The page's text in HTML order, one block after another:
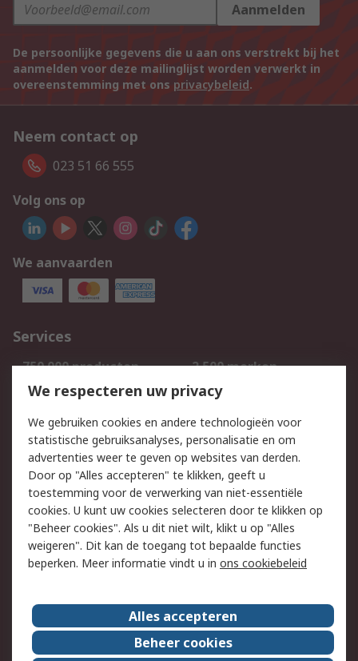
Aanmelden
De persoonlijke gegevens die u aan ons verstrekt bij het
aanmelden voor deze mailinglijst worden verwerkt in
overeenstemming met ons privacybeleid.
Neem contact op
023 51 66 555
Volg ons op
We aanvaarden
Services
750.000 producten
2.500 merken
Bestellen
Inkoopoplossingen
Track & Trace
Wettelijk
Cookiebeleid
Email veiligheid
Privacybeleid
Websitevoorwaarden
Algemene
verkoopvoorwaarden
Over RS
RS Group
Over ons
We respecteren uw privacy
We gebruiken cookies en andere technologieën voor
statistische gebruiksanalyses, personalisatie en om
advertenties weer te geven op websites van derden.
Door op "Alles accepteren" te klikken, geeft u
toestemming voor de verwerking van niet-essentiële
cookies. U kunt uw cookies selecteren door te klikken op
"Beheer cookies". Als u dit niet wilt, klikt u op "Alles
weigeren". Dit kan de toegang tot bepaalde functies
beperken. Meer informatie vindt u in ons cookiebeleid
Alles accepteren
Beheer cookies